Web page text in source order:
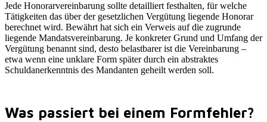
Jede Honorarvereinbarung sollte detailliert festhalten, für welche
Tätigkeiten das über der gesetzlichen Vergütung liegende Honorar
berechnet wird. Bewährt hat sich ein Verweis auf die zugrunde
liegende Mandatsvereinbarung. Je konkreter Grund und Umfang der
Vergütung benannt sind, desto belastbarer ist die Vereinbarung –
etwa wenn eine unklare Form später durch ein abstraktes
Schuldanerkenntnis des Mandanten geheilt werden soll.
Was passiert bei einem Formfehler?